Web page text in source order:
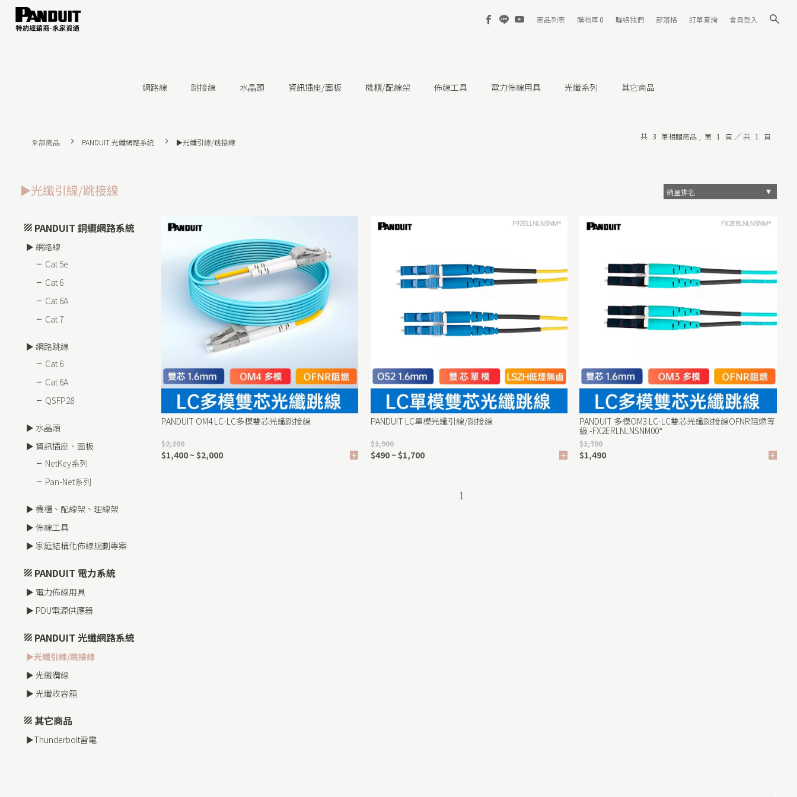
商品列表 購物車0 聯絡我們 部落格 訂單查詢 會員登入
網路線 跳接線 水晶頭 資訊插座/面板 機櫃/配線架 佈線工具 電力佈線用具 光纖系列 其它商品
全部商品 PANDUIT 光纖網路系統 ►光纖引線/跳接線
共 3 筆相關商品 , 第 1 頁 ／ 共 1 頁
►光纖引線/跳接線
PANDUIT 銅纜網路系統
► 網路線
Cat 5e
Cat 6
Cat 6A
Cat 7
► 網路跳線
Cat 6
Cat 6A
QSFP28
► 水晶頭
► 資訊插座、面板
NetKey系列
Pan-Net系列
► 機櫃、配線架、理線架
► 佈線工具
► 家庭結構化佈線規劃專案
PANDUIT 電力系統
► 電力佈線用具
► PDU電源供應器
PANDUIT 光纖網路系統
►光纖引線/跳接線
► 光纖纜線
► 光纖收容箱
其它商品
►Thunderbolt雷電
PANDUIT OM4 LC-LC多模雙芯光纖跳接線
$2,200
$1,400 ~ $2,000
PANDUIT LC單模光纖引線/跳接線
$1,900
$490 ~ $1,700
PANDUIT 多模OM3 LC-LC雙芯光纖跳接線OFNR阻燃等
級 -FX2ERLNLNSNM00*
$1,700
$1,490
1